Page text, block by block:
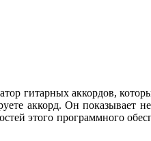
гитарных аккордов,
аккорд. Он показывает
этого программного